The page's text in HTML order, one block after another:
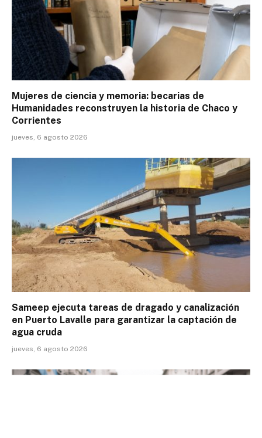
Mujeres de ciencia y memoria: becarias de
Humanidades reconstruyen la historia de Chaco y
Corrientes
jueves, 6 agosto 2026
Sameep ejecuta tareas de dragado y canalización
en Puerto Lavalle para garantizar la captación de
agua cruda
jueves, 6 agosto 2026